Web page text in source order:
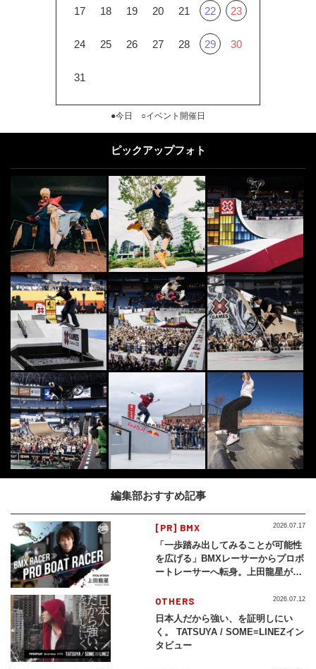
17 18 19 20 21 22 23
24 25 26 27 28 29 30
31
●今日 ○イベント開催日
ピックアップフォト
編集部おすすめ記事
[PR] BMX
「一歩踏み出してみることが可能性
を広げる」BMXレーサーからプロボ
ートレーサーへ転身。上田龍星が体
2026.07.17
OTHERS
日本人だから強い、を証明しにい
く。 TATSUYA / SOME≡LINEZイン
タビュー
2026.07.12